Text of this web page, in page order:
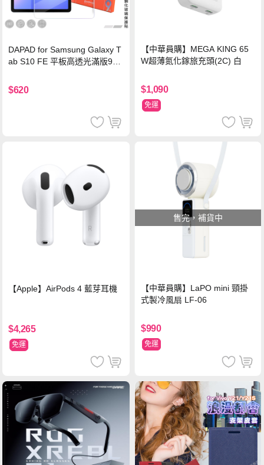
DAPAD for Samsung Galaxy T
ab S10 FE 平板高透光滿版9H
$620
【中華員購】MEGA KING 65
W超薄氮化鎵旅充頭(2C) 白
$1,090
免運
【Apple】AirPods 4 藍芽耳機
$4,265
免運
售完，補貨中
【中華員購】LaPO mini 頸掛
式製冷風扇 LF-06
$990
免運